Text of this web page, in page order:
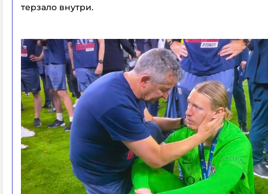
терзало внутри.